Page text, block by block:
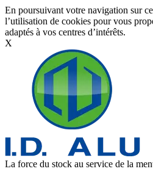
En poursuivant votre navigation sur
l’utilisation de cookies pour vous
adaptés à vos centres d’intérêts.
X
La force du stock au service de la